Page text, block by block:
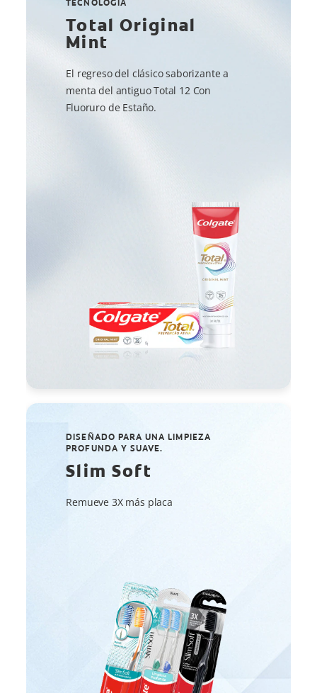
TECNOLOGÍA
Total Original
Mint
El regreso del clásico saborizante a
menta del antiguo Total 12 Con
Fluoruro de Estaño.
DISEÑADO PARA UNA LIMPIEZA
PROFUNDA Y SUAVE.
Slim Soft
Remueve 3X más placa